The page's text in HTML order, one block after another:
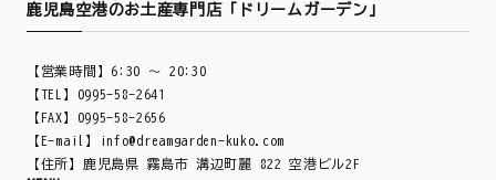
鹿児島空港のお土産専門店「ドリームガーデン」
【営業時間】6:30 ～ 20:30
【TEL】0995-58-2641
【FAX】0995-58-2656
【E-mail】
info@dreamgarden-kuko.com
【住所】鹿児島県 霧島市 溝辺町麗 822 空港ビル2F